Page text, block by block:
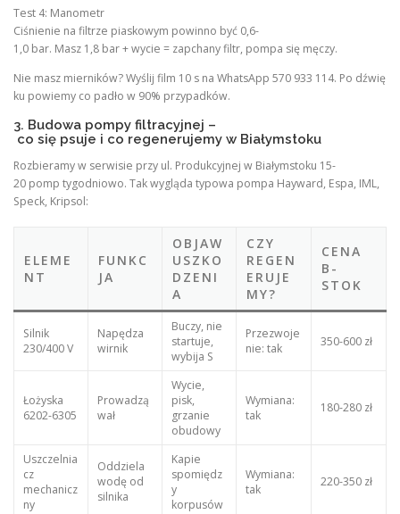
Test 4: Manometr
Ciśnienie na filtrze piaskowym powinno być 0,6-
1,0 bar. Masz 1,8 bar + wycie = zapchany filtr, pompa się męczy.
Nie masz mierników? Wyślij film 10 s na WhatsApp 570 933 114. Po dźwię
ku powiemy co padło w 90% przypadków.
3. Budowa pompy filtracyjnej –
co się psuje i co regenerujemy w Białymstoku
Rozbieramy w serwisie przy ul. Produkcyjnej w Białymstoku 15-
20 pomp tygodniowo. Tak wygląda typowa pompa Hayward, Espa, IML,
Speck, Kripsol:
ELEME
NT
FUNKC
JA
OBJAW
USZKO
DZENI
A
CZY
REGEN
ERUJE
MY?
CENA
B-
STOK
Silnik
230/400 V
Napędza
wirnik
Buczy, nie
startuje,
wybija S
Przezwoje
nie: tak
350-600 zł
Łożyska
6202-6305
Prowadzą
wał
Wycie,
pisk,
grzanie
obudowy
Wymiana:
tak
180-280 zł
Uszczelnia
cz
mechanicz
ny
Oddziela
wodę od
silnika
Kapie
spomiędz
y
korpusów
Wymiana:
tak
220-350 zł